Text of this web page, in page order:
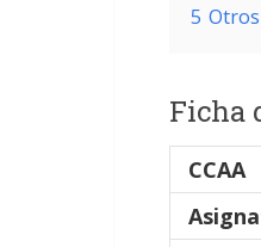
5
Ficha
CCAA